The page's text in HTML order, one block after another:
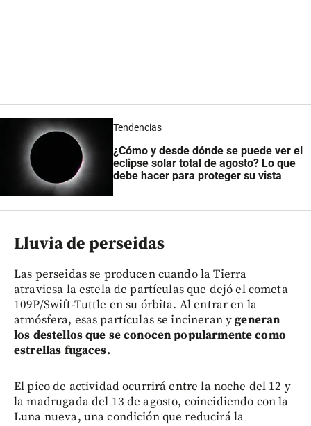
Tendencias
¿Cómo y desde dónde se puede ver el
eclipse solar total de agosto? Lo que
debe hacer para proteger su vista
Lluvia de perseidas
Las perseidas se producen cuando la Tierra
atraviesa la estela de partículas que dejó el cometa
109P/Swift-Tuttle en su órbita. Al entrar en la
atmósfera, esas partículas se incineran ygeneran
los destellos que se conocen popularmente como
estrellas fugaces.
El pico de actividad ocurrirá entre la noche del 12 y
la madrugada del 13 de agosto, coincidiendo con la
Luna nueva, una condición que reducirá la